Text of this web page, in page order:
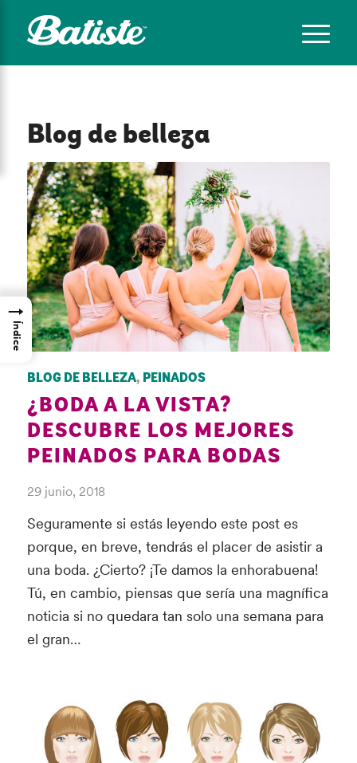
Blog de belleza
BLOG DE BELLEZA, PEINADOS
¿BODA A LA VISTA?
DESCUBRE LOS MEJORES
PEINADOS PARA BODAS
Seguramente si estás leyendo este post es
porque, en breve, tendrás el placer de asistir a
una boda. ¿Cierto? ¡Te damos la enhorabuena!
Tú, en cambio, piensas que sería una magnífica
noticia si no quedara tan solo una semana para
el gran…
29 junio, 2018
→
Índice